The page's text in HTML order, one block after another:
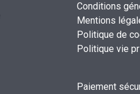
Conditions
Mentions
Politique de
Politique vie
Paiement